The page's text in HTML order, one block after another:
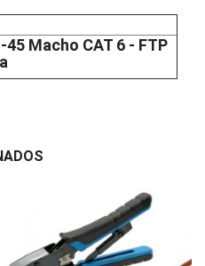
Macho CAT 6 - FTP